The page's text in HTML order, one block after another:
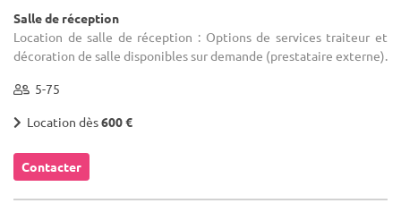
Salle de réception
Location de salle de réception : Options de services traiteur et
décoration de salle disponibles sur demande (prestataire externe).
5-75
Location dès600 €
Contacter